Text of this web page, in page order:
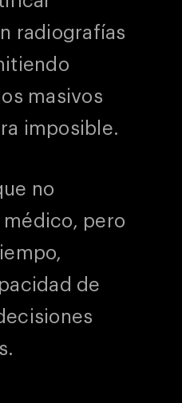
radiografías
masivos
imposible.
no
médico, pero
de